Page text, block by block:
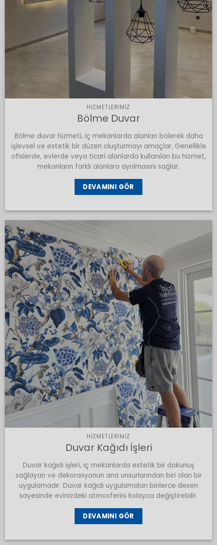
HIZMETLERIMIZ
Bölme Duvar
Bölme duvar hizmeti, iç mekanlarda alanları bölerek daha
işlevsel ve estetik bir düzen oluşturmayı amaçlar. Genellikle
ofislerde, evlerde veya ticari alanlarda kullanılan bu hizmet,
mekanların farklı alanlara ayrılmasını sağlar.
DEVAMINI GÖR
HIZMETLERIMIZ
Duvar Kağıdı İşleri
Duvar kağıdı işleri, iç mekanlarda estetik bir dokunuş
sağlayan ve dekorasyonun ana unsurlarından biri olan bir
uygulamadır. Duvar kağıdı uygulamaları binlerce desen
sayesinde evinizdeki atmosferini kolayca değiştirebilir.
DEVAMINI GÖR